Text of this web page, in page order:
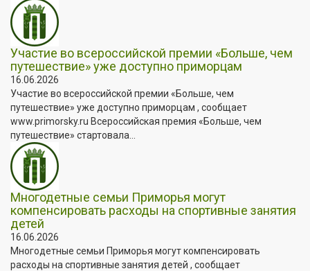
Участие во всероссийской премии «Больше, чем
путешествие» уже доступно приморцам
16.06.2026
Участие во всероссийской премии «Больше, чем
путешествие» уже доступно приморцам , сообщает
www.primorsky.ru Всероссийская премия «Больше, чем
путешествие» стартовала...
Многодетные семьи Приморья могут
компенсировать расходы на спортивные занятия
детей
16.06.2026
Многодетные семьи Приморья могут компенсировать
расходы на спортивные занятия детей , сообщает